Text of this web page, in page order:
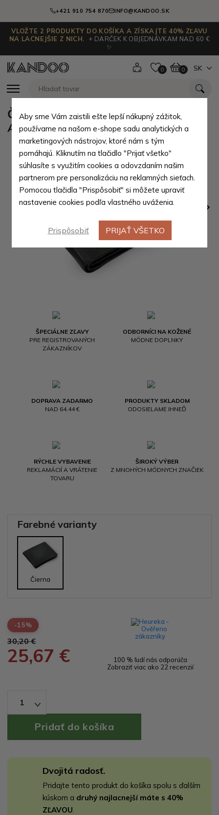
+421 910 754 870 INFO@KANDOO.SK
VLOŽTE 2 PRODUKTY DO KOŠÍKA A ZÍSKAJTE 40% ZĽAVU
NA LACNEJŠIE Z NICH.
+ DARČEK K OBJEDNÁVKAM NAD 60 €
✨
0 0 SK
ŠPECIÁLNE ZĽAVY
PRE REGISTROVANÝCH
ZÁKAZNÍKOV
ODBORNÍCI NA KOŽENÉ
MÓDNE DOPLNKY
DOPRAVA ZADARMO
NAD 64.44 €
PRODUKTY SKLADOM
ODOSIELAME IHNEĎ
RÝCHLE VYBAVENIE
REKLAMÁCIÍ A VRÁTENIE
TOVARU
ŠIROKÝ VÝBER
Z MNOHÝCH MÓDNYCH ZNAČIEK
Čierna pánska kožená peňaženka
Adamo
Farebné varianty
Čierna
-15%
30,20 €
25,67 €
100 % ľudí nás odporúča
Zobraziť viac ako 22 recenzií
1
Dvojitá radosť.
Pridajte tento produkt do košíka spolu s ďalším
kúskom a druhý najlacnejší máte s 40%
ZĽAVOU
Aby sme Vám zaistili ešte lepší nákupný zážitok,
používame na našom e-shope sadu analytických a
marketingových nástrojov, ktoré nám s tým
pomáhajú. Kliknutím na tlačidlo "Prijať všetko"
súhlasíte s využitím cookies a odovzdaním našim
partnerom pre personalizáciu na reklamných sieťach.
Pomocou tlačidla "Prispôsobiť" si môžete upraviť
nastavenie cookies podľa vlastného uváženia.
Prispôsobiť PRIJAŤ VŠETKO